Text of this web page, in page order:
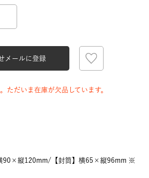
メールに登録
ただいま在庫が欠品しています。
90×縦120mm/【封筒】横65×縦96mm ※